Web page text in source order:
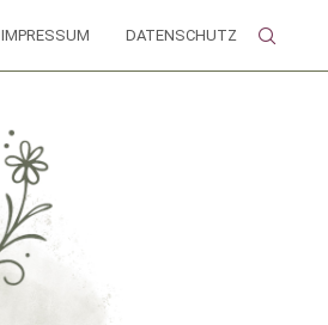
IMPRESSUM DATENSCHUTZ